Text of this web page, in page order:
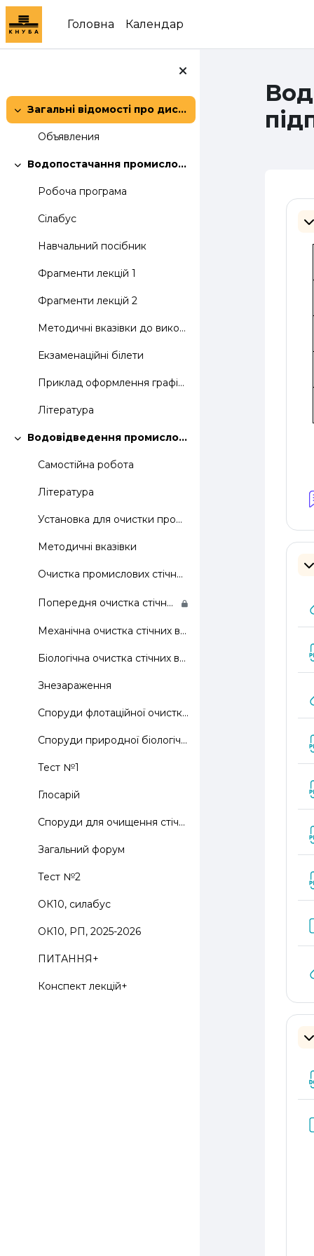
Перейти до головного вмісту
Головна
Календар
Згорнути
Загальні відомості про дисципліну:
Объявления
Згорнути
Водопостачання промислових підприємств
Робоча програма
Сілабус
Навчальний посібник
Фрагменти лекцій 1
Фрагменти лекцій 2
Методичні вказівки до виконання лабораторних робіт
Екзаменаційні білети
Приклад оформлення графічної частини КП
Література
Згорнути
Водовідведення промислових підприємств
Самостійна робота
Література
Установка для очистки промислових стічних вод
Методичні вказівки
Очистка промислових стічних вод
Попередня очистка стічних вод
Механічна очистка стічних вод
Біологічна очистка стічних вод
Знезараження
Споруди флотаційної очистки стічних вод
Споруди природної біологічної очистки стічних вод
Тест №1
Глосарій
Споруди для очищення стічних вод: пісковловлювачі,...
Загальний форум
Тест №2
ОК10, силабус
ОК10, РП, 2025-2026
ПИТАННЯ+
Конспект лекцій+